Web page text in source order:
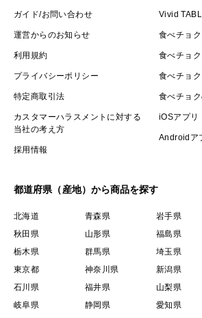
ガイド/お問い合わせ
運営からのお知らせ
利用規約
プライバシーポリシー
特定商取引法
カスタマーハラスメントに対する
当社の考え方
採用情報
Vivid
食べチョ
食べチョ
食べチョ
食べチョ
iOSアプリ
Androidア
都道府県（産地）から商品を探す
北海道 青森県 岩手県
秋田県
山形県 福島県
栃木県
群馬県 埼玉県
東京都
神奈川県 新潟県
石川県
福井県 山梨県
岐阜県
静岡県 愛知県